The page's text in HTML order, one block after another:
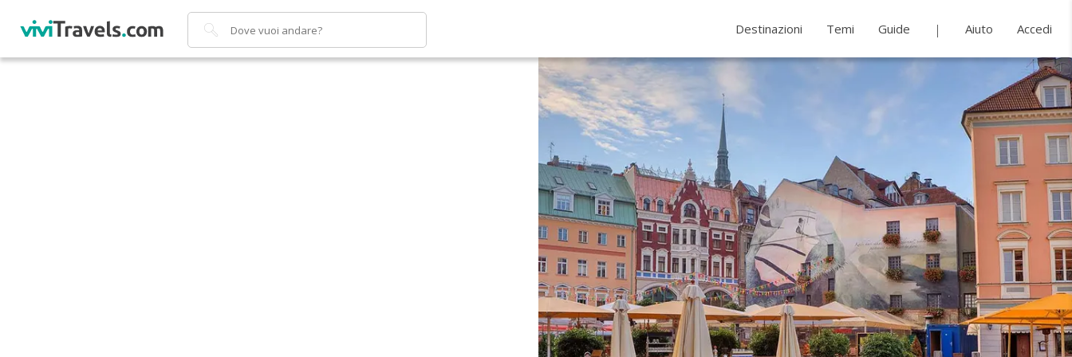
Cerca Destinazioni Temi Guide Aiuto Accedi